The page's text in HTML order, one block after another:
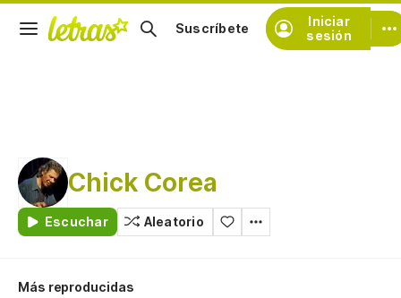
Iniciar
sesión
Suscríbete
Chick Corea
Escuchar Aleatorio
Más reproducidas